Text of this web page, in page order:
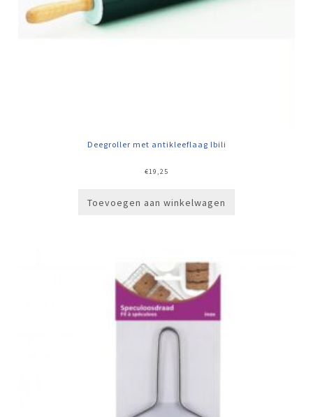
Deegroller met antikleeflaag Ibili
€19,25
Toevoegen aan winkelwagen